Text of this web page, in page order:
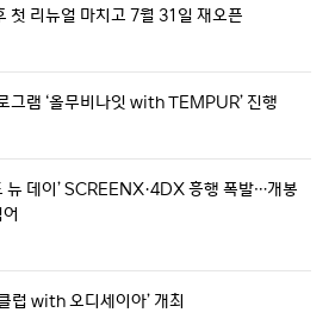
첫 리뉴얼 마치고 7월 31일 재오픈
그램 ‘올무비나잇 with TEMPUR’ 진행
뉴 데이’ SCREENX·4DX 흥행 폭발…개봉
럽 with 오디세이아’ 개최